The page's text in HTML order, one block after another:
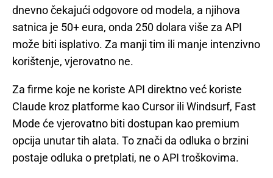
dnevno čekajući odgovore od modela, a njihova
satnica je 50+ eura, onda 250 dolara više za API
može biti isplativo. Za manji tim ili manje intenzivno
korištenje, vjerovatno ne.
Za firme koje ne koriste API direktno već koriste
Claude kroz platforme kao Cursor ili Windsurf, Fast
Mode će vjerovatno biti dostupan kao premium
opcija unutar tih alata. To znači da odluka o brzini
postaje odluka o pretplati, ne o API troškovima.